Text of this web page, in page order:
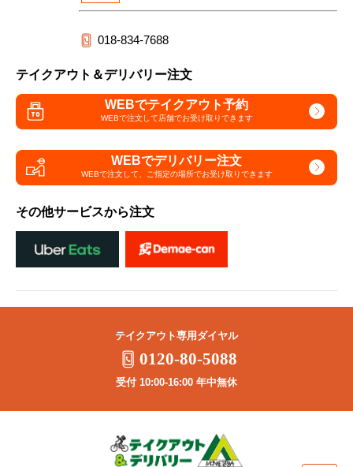
018-834-7688
テイクアウト＆デリバリー注文
WEBでテイクアウト予約
WEBで注文して店舗でお受け取りできます
WEBでデリバリー注文
WEBで注文して、 ご指定の場所でお受け取りできます
その他サービスから注文
テイクアウト専用ダイヤル
0120-80-5088
受付 10:00-16:00 年中無休